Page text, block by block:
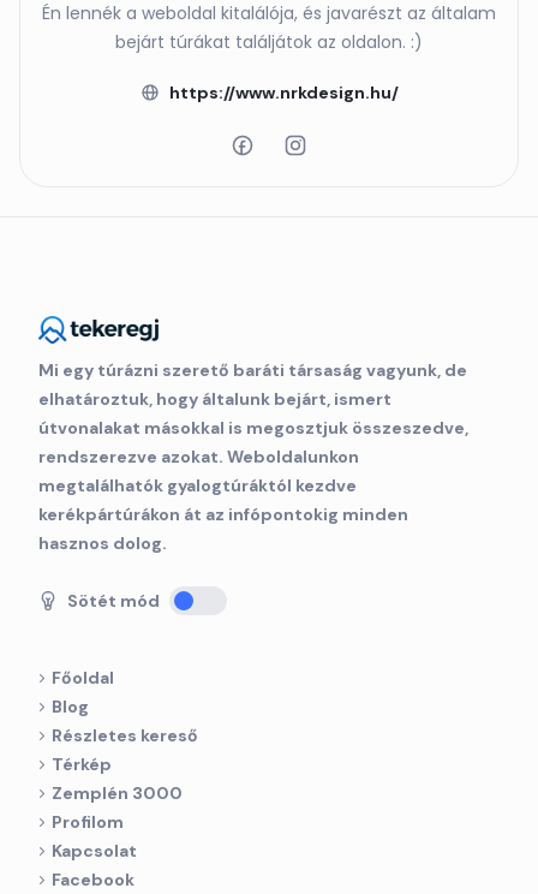
Én lennék a weboldal kitalálója, és javarészt az általam
bejárt túrákat találjátok az oldalon. :)
https://www.nrkdesign.hu/
Mi egy túrázni szerető baráti társaság vagyunk, de
elhatároztuk, hogy általunk bejárt, ismert
útvonalakat másokkal is megosztjuk összeszedve,
rendszerezve azokat. Weboldalunkon
megtalálhatók gyalogtúráktól kezdve
kerékpártúrákon át az infópontokig minden
hasznos dolog.
Sötét mód
Főoldal
Blog
Részletes kereső
Térkép
Zemplén 3000
Profilom
Kapcsolat
Facebook